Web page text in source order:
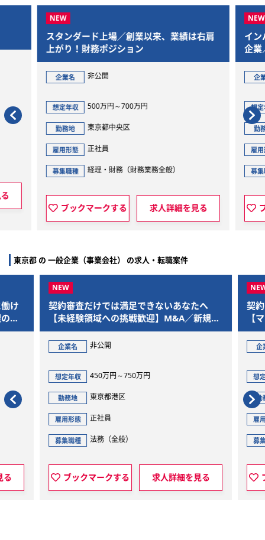
スタンダード上場／創業以来、業績は右肩
上がり！財務ポジション
企業名 非公開
想定年収 500万円～700万円
勤務地 東京都中央区
雇用形態 正社員
募集職種 経理・財務（財務業務全般）
ブックマークする 求人詳細を見る
イン
企業
企
想定
勤
雇用
募集
東京都 の 一般企業（事業会社） の求人・転職案件
け
経
契約審査だけでは満足できないあなたへ
【未経験領域への挑戦歓迎】M&A／新規事
業／個人情報／AI領域まで踏み込める“事業
推進法務”を募集
企業名 非公開
想定年収 450万円～750万円
勤務地 東京都港区
雇用形態 正社員
募集職種 法務（全般）
ブックマークする 求人詳細を見る
契
【
なキ
人
務”
企
想
勤
雇
募